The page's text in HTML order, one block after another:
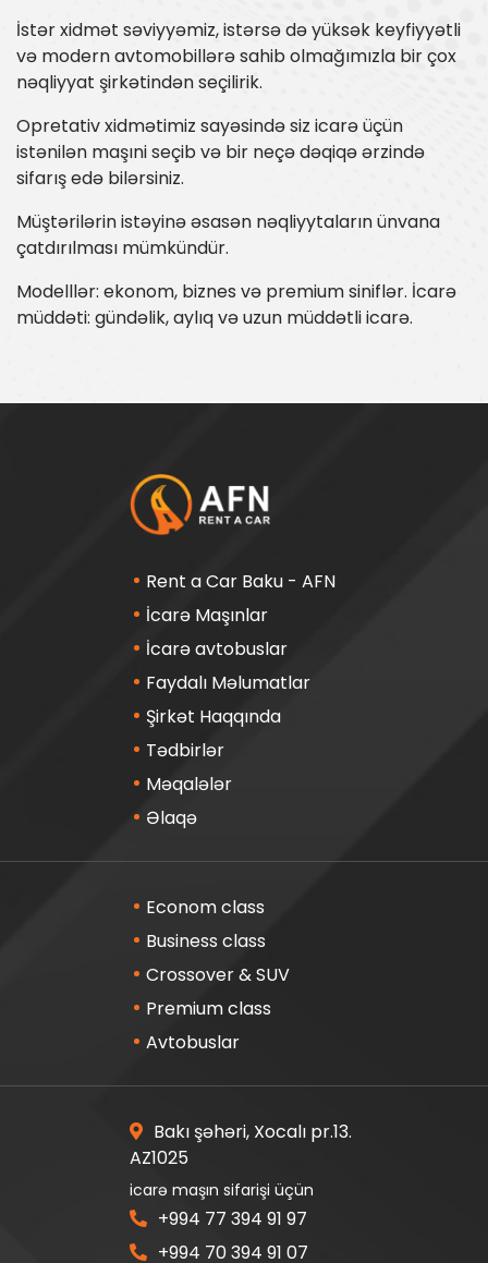
İstər xidmət səviyyəmiz, istərsə də yüksək keyfiyyətli
və modern avtomobillərə sahib olmağımızla bir çox
nəqliyyat şirkətindən seçilirik.
Opretativ xidmətimiz sayəsində siz icarə üçün
istənilən maşıni seçib və bir neçə dəqiqə ərzində
sifarış edə bilərsiniz.
Müştərilərin istəyinə əsasən nəqliyytaların ünvana
çatdırılması mümkündür.
Modelllər: ekonom, biznes və premium siniflər. İcarə
müddəti: gündəlik, aylıq və uzun müddətli icarə.
Rent a Car Baku - AFN
İcarə Maşınlar
İcarə avtobuslar
Faydalı Məlumatlar
Şirkət Haqqında
Tədbirlər
Məqalələr
Əlaqə
Econom class
Business class
Crossover & SUV
Premium class
Avtobuslar
Bakı şəhəri, Xocalı pr.13.
AZ1025
icarə maşın sifarişi üçün
+994 77 394 91 97
+994 70 394 91 07